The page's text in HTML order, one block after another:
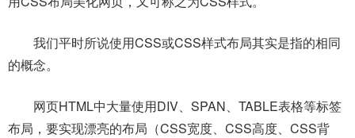
我们平时所说使用CSS或CSS样式布局其实是指的相同
的概念。
网页HTML中大量使用DIV、SPAN、TABLE表格等标签
布局，要实现漂亮的布局（CSS宽度、CSS高度、CSS背